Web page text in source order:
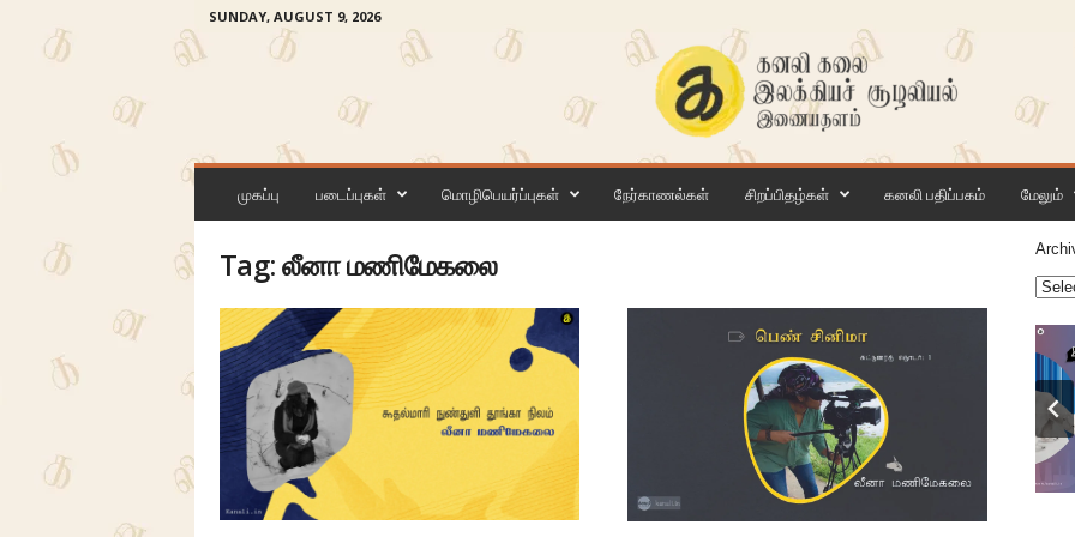
SUNDAY, AUGUST 9, 2026
க
ன
முகப்பு படைப்புகள் மொழிபெயர்ப்புகள் நேர்காணல்கள் சிறப்பிதழ்கள் கனலி பதிப்பகம் மேலும்
Tag: லீனா மணிமேகலை